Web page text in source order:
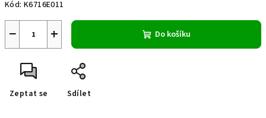
Kód: K6716E011
+
− Do košíku
Zeptat se Sdílet